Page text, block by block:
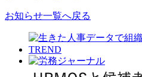
お知らせ一覧へ戻る